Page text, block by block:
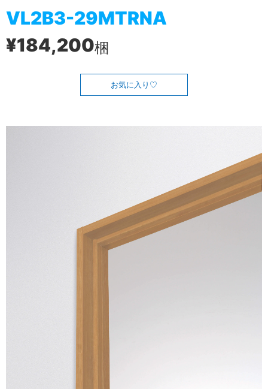
VL2B3-29MTRNA
¥184,200梱
お気に入り